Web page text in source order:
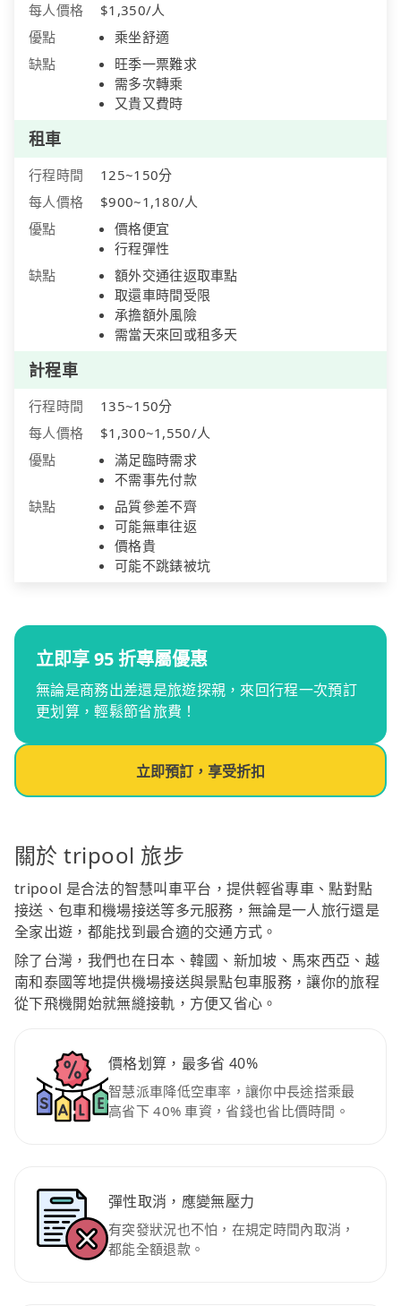
每人價格
$1,350/人
優點
乘坐舒適
缺點
旺季一票難求
需多次轉乘
又貴又費時
租車
行程時間
125~150分
每人價格
$900~1,180/人
優點
價格便宜
行程彈性
缺點
額外交通往返取車點
取還車時間受限
承擔額外風險
需當天來回或租多天
計程車
行程時間
135~150分
每人價格
$1,300~1,550/人
優點
滿足臨時需求
不需事先付款
缺點
品質參差不齊
可能無車往返
價格貴
可能不跳錶被坑
立即享 95 折專屬優惠
無論是商務出差還是旅遊探親，來回行程一次預訂
更划算，輕鬆節省旅費！
立即預訂，享受折扣
關於 tripool 旅步
tripool 是合法的智慧叫車平台，提供輕省專車、點對點
接送、包車和機場接送等多元服務，無論是一人旅行還是
全家出遊，都能找到最合適的交通方式。
除了台灣，我們也在日本、韓國、新加坡、馬來西亞、越
南和泰國等地提供機場接送與景點包車服務，讓你的旅程
從下飛機開始就無縫接軌，方便又省心。
價格划算，最多省 40%
智慧派車降低空車率，讓你中長途搭乘最
高省下 40% 車資，省錢也省比價時間。
彈性取消，應變無壓力
有突發狀況也不怕，在規定時間內取消，
都能全額退款。